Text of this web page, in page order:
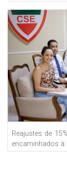
Reajustes de
encaminhados à